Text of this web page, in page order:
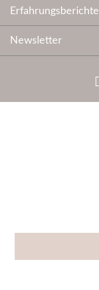
Erfahrungsberichte
Newsletter